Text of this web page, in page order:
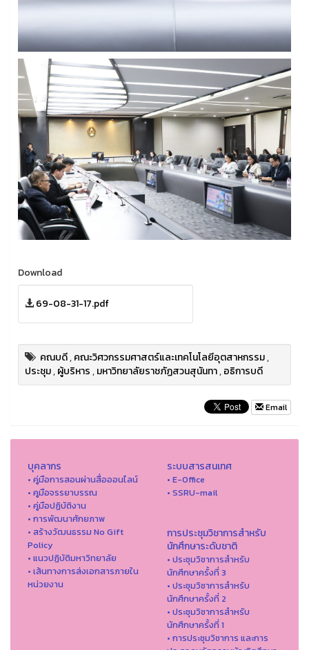
Download
69-08-31-17.pdf
คณบดี,คณะวิศวกรรมศาสตร์และเทคโนโลยีอุตสาหกรรม,
ประชุม,ผู้บริหาร,มหาวิทยาลัยราชภัฏสวนสุนันทา,อธิการบดี
Email
บุคลากร
• คู่มือการสอนผ่านสื่อออนไลน์
• คูมือจรรยาบรรณ
• คู่มือปฏิบัติงาน
• การพัฒนาศักยภาพ
• สร้างวัฒนธรรม No Gift
Policy
• แนวปฏิบัติมหาวิทยาลัย
• เส้นทางการส่งเอกสารภายใน
หน่วยงาน
ระบบสารสนเทศ
• E-Office
• SSRU-mail
การประชุมวิชาการสำหรับ
นักศึกษาระดับชาติ
• ประชุมวิชาการสำหรับ
นักศึกษาครั้งที่ 3
• ประชุมวิชาการสำหรับ
นักศึกษาครั้งที่ 2
• ประชุมวิชาการสำหรับ
นักศึกษาครั้งที่ 1
• การประชุมวิชาการ และการ